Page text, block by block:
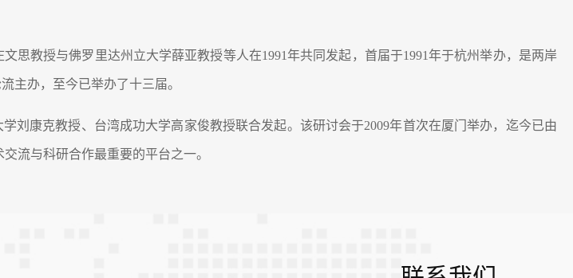
思教授与佛罗里达州立大学薛亚教授等人在1991年共同发起，首届于1991年于杭州举办，是两岸
主办，至今已举办了十三届。
刘康克教授、台湾成功大学高家俊教授联合发起。该研讨会于2009年首次在厦门举办，迄今已由
流与科研合作最重要的平台之一。